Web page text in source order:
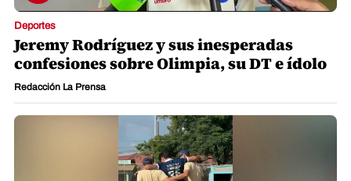
Deportes
Jeremy Rodríguez y sus inesperadas
confesiones sobre Olimpia, su DT e ídolo
Redacción La Prensa